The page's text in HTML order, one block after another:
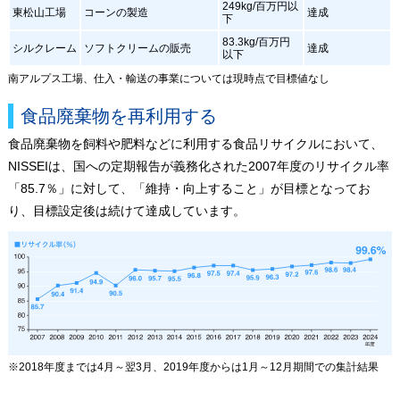
東松山工場 コーンの製造
249kg/百万円以
下
達成
シルクレーム ソフトクリームの販売
83.3kg/百万円
以下
達成
南アルプス工場、仕入・輸送の事業については現時点で目標値なし
食品廃棄物を再利用する
食品廃棄物を飼料や肥料などに利用する食品リサイクルにおいて、
NISSEIは、国への定期報告が義務化された2007年度のリサイクル率
「85.7％」に対して、
「維持・向上すること」が目標となってお
り、目標設定後は続けて達成しています。
※2018年度までは4月～翌3月、2019年度からは1月～12月期間での集計結果